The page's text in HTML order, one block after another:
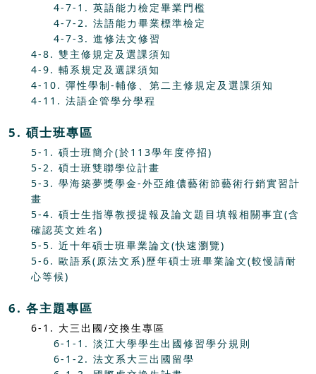
4-7-1. 英語能力檢定畢業門檻
4-7-2. 法語能力畢業標準檢定
4-7-3. 進修法文修習
4-8. 雙主修規定及選課須知
4-9. 輔系規定及選課須知
4-10. 彈性學制-輔修、第二主修規定及選課須知
4-11. 法語企管學分學程
5. 碩士班專區
5-1. 碩士班簡介(於113學年度停招)
5-2. 碩士班雙聯學位計畫
5-3. 學海築夢獎學金-外亞維儂藝術節藝術行銷實習計
畫
5-4. 碩士生指導教授提報及論文題目填報相關事宜(含
確認英文姓名)
5-5. 近十年碩士班畢業論文(快速瀏覽)
5-6. 歐語系(原法文系)歷年碩士班畢業論文(較慢請耐
心等候)
6. 各主題專區
6-1. 大三出國/交換生專區
6-1-1. 淡江大學學生出國修習學分規則
6-1-2. 法文系大三出國留學